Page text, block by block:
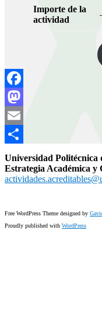
Importe de la
actividad
Facebook
Mastodon
Email
Compartir
Universidad
Estrategia Académica y
Free WordPress Theme designed by
Proudly published with WordPress